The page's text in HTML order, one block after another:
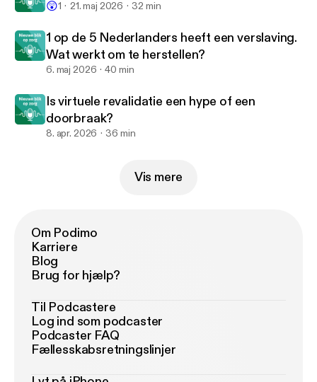
😲1 21. maj 2026 32 min
1 op de 5 Nederlanders heeft een verslaving.
Wat werkt om te herstellen?
6. maj 2026 40 min
Is virtuele revalidatie een hype of een
doorbraak?
8. apr. 2026 36 min
Vis mere
Om Podimo
Karriere
Blog
Brug for hjælp?
Til Podcastere
Log ind som podcaster
Podcaster FAQ
Fællesskabsretningslinjer